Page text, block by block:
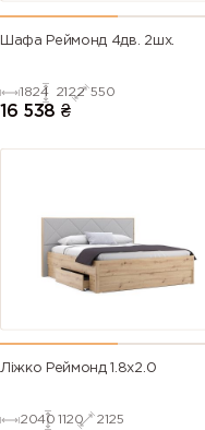
Шафа Реймонд 4дв. 2шх.
1824 2122 550
16 538 ₴
Ліжко Реймонд 1.8х2.0
2040 1120 2125